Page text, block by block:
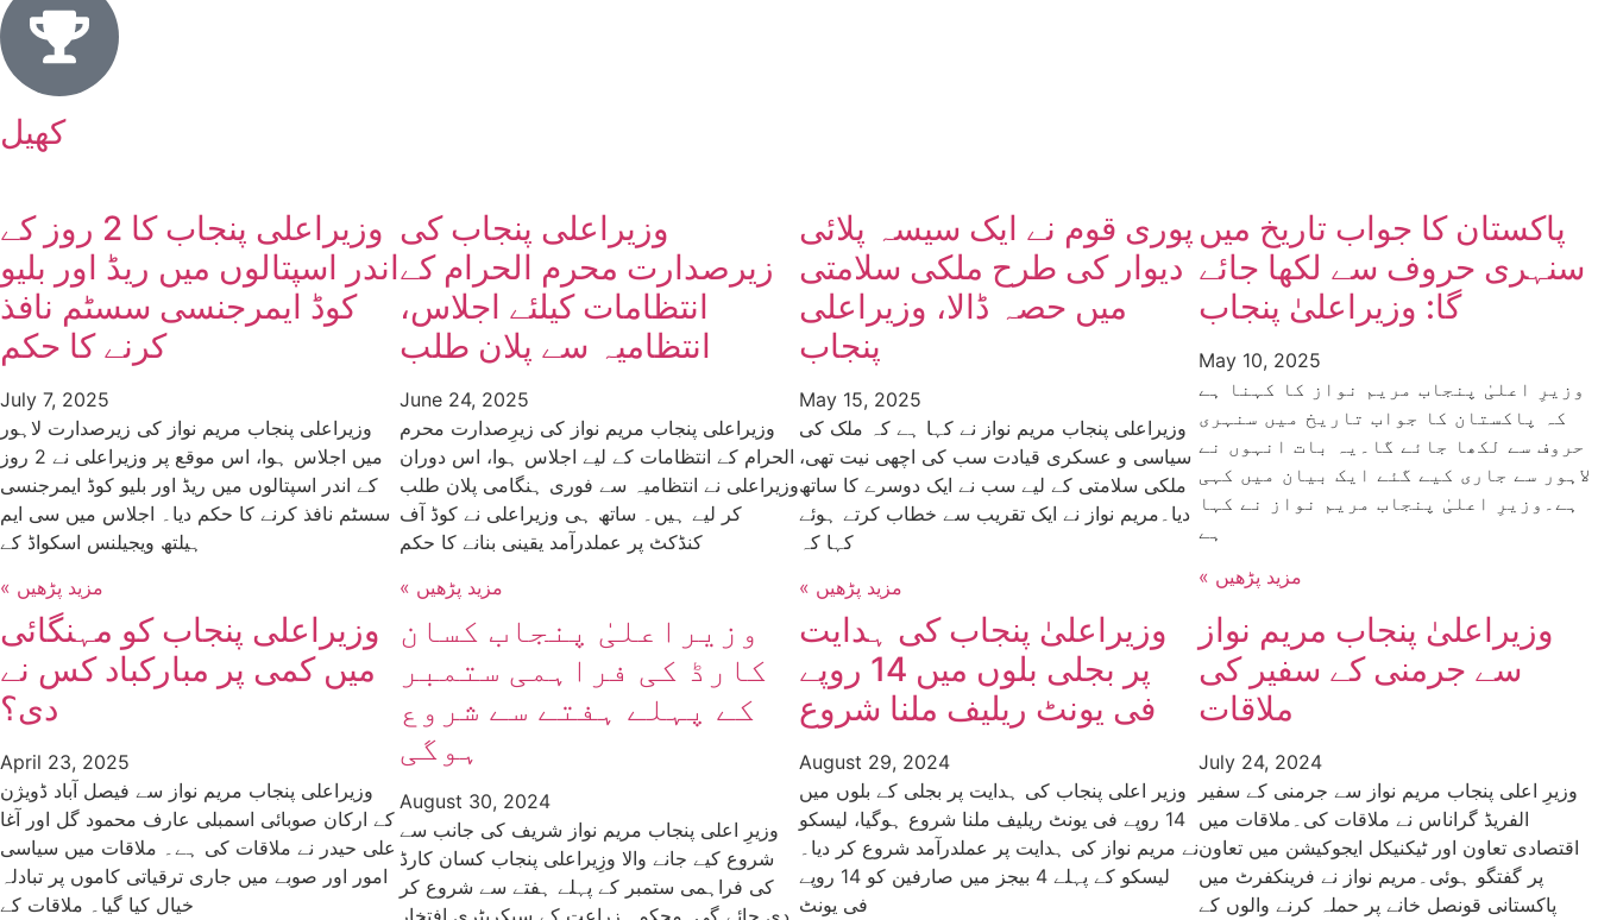
کھیل
وزیراعلی پنجاب کا 2 روز کے
اندر اسپتالوں میں ریڈ اور بلیو
کوڈ ایمرجنسی سسٹم نافذ
کرنے کا حکم
July 7, 2025
وزیراعلی پنجاب مریم نواز کی زیرصدارت لاہور
میں اجلاس ہوا، اس موقع پر وزیراعلی نے 2 روز
کے اندر اسپتالوں میں ریڈ اور بلیو کوڈ ایمرجنسی
سسٹم نافذ کرنے کا حکم دیا۔ اجلاس میں سی ایم
ہیلتھ ویجیلنس اسکواڈ کے
« مزید پڑھیں
وزیراعلی پنجاب کی
زیرصدارت محرم الحرام کے
انتظامات کیلئے اجلاس،
انتظامیہ سے پلان طلب
June 24, 2025
وزیراعلی پنجاب مریم نواز کی زیرِصدارت محرم
الحرام کے انتظامات کے لیے اجلاس ہوا، اس دوران
وزیراعلی نے انتظامیہ سے فوری ہنگامی پلان طلب
کر لیے ہیں۔ ساتھ ہی وزیراعلی نے کوڈ آف
کنڈکٹ پر عملدرآمد یقینی بنانے کا حکم
« مزید پڑھیں
پوری قوم نے ایک سیسہ پلائی
دیوار کی طرح ملکی سلامتی
میں حصہ ڈالا، وزیراعلی
پنجاب
May 15, 2025
وزیراعلی پنجاب مریم نواز نے کہا ہے کہ ملک کی
سیاسی و عسکری قیادت سب کی اچھی نیت تھی،
ملکی سلامتی کے لیے سب نے ایک دوسرے کا ساتھ
دیا۔مریم نواز نے ایک تقریب سے خطاب کرتے ہوئے
کہا کہ
« مزید پڑھیں
پاکستان کا جواب تاریخ میں
سنہری حروف سے لکھا جائے
گا: وزیراعلیٰ پنجاب
May 10, 2025
وزیرِ اعلیٰ پنجاب مریم نواز کا کہنا ہے
کہ پاکستان کا جواب تاریخ میں سنہری
حروف سے لکھا جائے گا۔یہ بات انہوں نے
لاہور سے جاری کیے گئے ایک بیان میں کہی
ہے۔وزیرِ اعلیٰ پنجاب مریم نواز نے کہا
ہے
« مزید پڑھیں
وزیراعلی پنجاب کو مہنگائی
میں کمی پر مبارکباد کس نے
دی؟
April 23, 2025
وزیراعلی پنجاب مریم نواز سے فیصل آباد ڈویژن
کے ارکان صوبائی اسمبلی عارف محمود گل اور آغا
علی حیدر نے ملاقات کی ہے۔ ملاقات میں سیاسی
امور اور صوبے میں جاری ترقیاتی کاموں پر تبادلہ
خیال کیا گیا۔ ملاقات کے
وزیراعلیٰ پنجاب کسان
کارڈ کی فراہمی ستمبر
کے پہلے ہفتے سے شروع
ہوگی
August 30, 2024
وزیرِ اعلی پنجاب مریم نواز شریف کی جانب سے
شروع کیے جانے والا وزِیراعلی پنجاب کسان کارڈ
کی فراہمی ستمبر کے پہلے ہفتے سے شروع کر
وزیراعلیٰ پنجاب کی ہدایت
پر بجلی بلوں میں 14 روپے
فی یونٹ ریلیف ملنا شروع
August 29, 2024
وزیر اعلی پنجاب کی ہدایت پر بجلی کے بلوں میں
14 روپے فی یونٹ ریلیف ملنا شروع ہوگیا، لیسکو
نے مریم نواز کی ہدایت پر عملدرآمد شروع کر دیا۔
لیسکو کے پہلے 4 بیجز میں صارفین کو 14 روپے
فی یونٹ
وزیراعلیٰ پنجاب مریم نواز
سے جرمنی کے سفیر کی
ملاقات
July 24, 2024
وزیرِ اعلی پنجاب مریم نواز سے جرمنی کے سفیر
الفریڈ گراناس نے ملاقات کی۔ملاقات میں
اقتصادی تعاون اور ٹیکنیکل ایجوکیشن میں تعاون
پر گفتگو ہوئی۔مریم نواز نے فرینکفرٹ میں
پاکستانی قونصل خانے پر حملہ کرنے والوں کے